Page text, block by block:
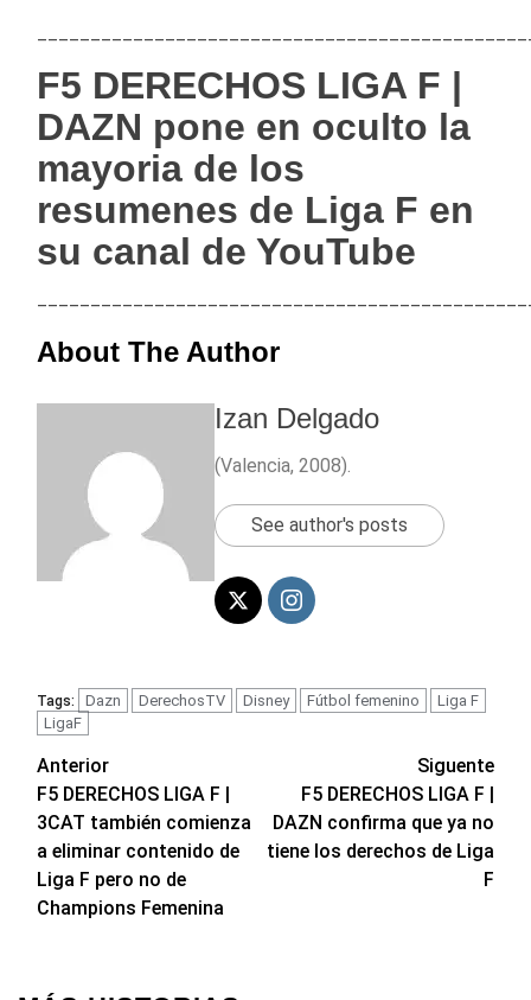
F5 DERECHOS LIGA F |
DAZN pone en oculto la
mayoria de los
resumenes de Liga F en
su canal de YouTube
About The Author
Izan Delgado
(Valencia, 2008).
See author's posts
Tags: Dazn DerechosTV Disney Fútbol femenino
Liga F
LigaF
Navegación
de
entradas
Anterior
F5 DERECHOS LIGA F |
3CAT también comienza
a eliminar contenido de
Liga F pero no de
Champions Femenina
Siguente
F5 DERECHOS LIGA F |
DAZN confirma que ya no
tiene los derechos de Liga
F